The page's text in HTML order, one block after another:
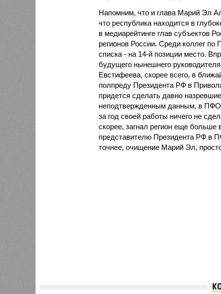
Напомним, что и глава Марий Эл
что республика находится в
в медиарейтинге глав субъектов
регионов России. Среди коллег
списка - на 14-й позиции место.
будущего нынешнего
Евстифеева, скорее всего, в
полпреду Президента РФ в
придется сделать давно
неподтвержденным данным, в ПФО
за год своей работы ничего не
скорее, загнал регион еще
представителю Президента РФ в
точнее, очищение Марий Эл,